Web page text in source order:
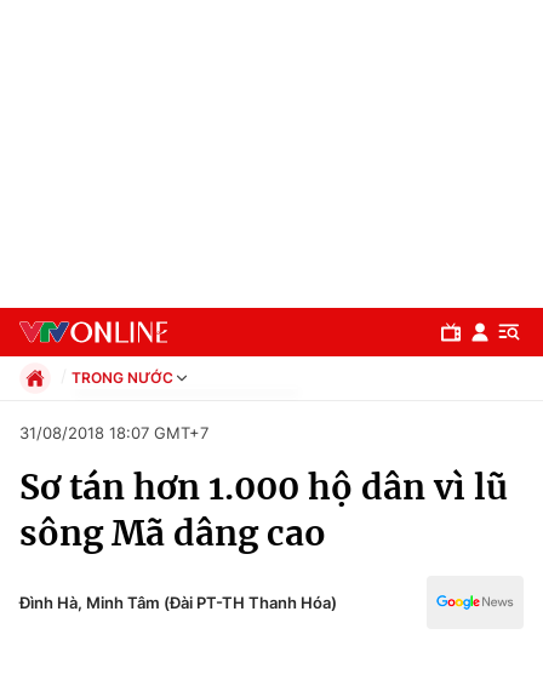
Chuyên mục
Chính trị
Xã hội
TRONG NƯỚC
Xã hội
Pháp luật
Thể thao
Văn hóa - Giải trí
31/08/2018 18:07 GMT+7
Sơ tán hơn 1.000 hộ dân vì lũ
sông Mã dâng cao
Đình Hà, Minh Tâm (Đài PT-TH Thanh Hóa)